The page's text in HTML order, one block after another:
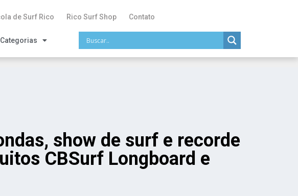
de Surf Rico Rico Surf Shop Contato
Categorias
show de surf e recorde
CBSurf Longboard e